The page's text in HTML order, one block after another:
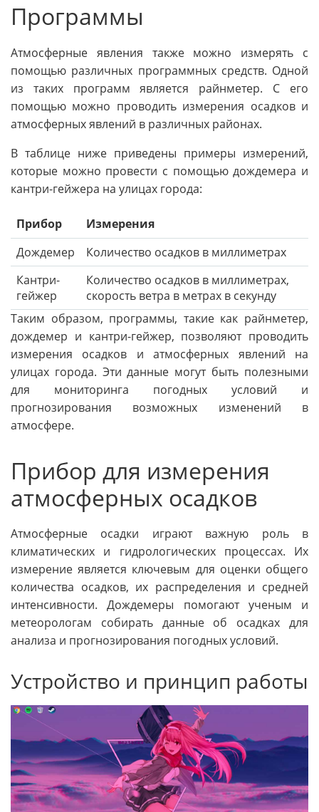
Программы
Атмосферные явления также можно измерять с
помощью различных программных средств. Одной
из таких программ является райнметер. С его
помощью можно проводить измерения осадков и
атмосферных явлений в различных районах.
В таблице ниже приведены примеры измерений,
которые можно провести с помощью дождемера и
кантри-гейжера на улицах города:
Прибор
Измерения
Дождемер
Количество осадков в миллиметрах
Кантри-
гейжер
Количество осадков в миллиметрах,
скорость ветра в метрах в секунду
Таким образом, программы, такие как райнметер,
дождемер и кантри-гейжер, позволяют проводить
измерения осадков и атмосферных явлений на
улицах города. Эти данные могут быть полезными
для мониторинга погодных условий и
прогнозирования возможных изменений в
атмосфере.
Прибор для измерения
атмосферных осадков
Атмосферные осадки играют важную роль в
климатических и гидрологических процессах. Их
измерение является ключевым для оценки общего
количества осадков, их распределения и средней
интенсивности. Дождемеры помогают ученым и
метеорологам собирать данные об осадках для
анализа и прогнозирования погодных условий.
Устройство и принцип работы